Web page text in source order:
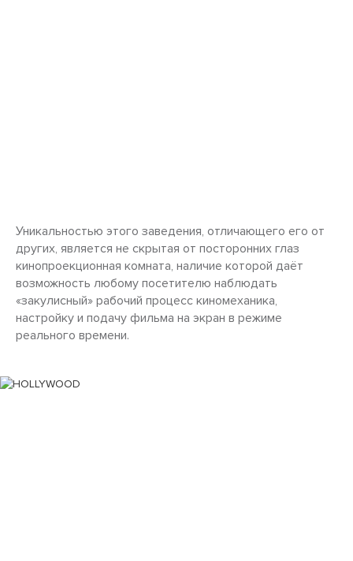
Уникальностью этого заведения, отличающего его от
других, является не скрытая от посторонних глаз
кинопроекционная комната, наличие которой даёт
возможность любому посетителю наблюдать
«закулисный» рабочий процесс киномеханика,
настройку и подачу фильма на экран в режиме
реального времени.